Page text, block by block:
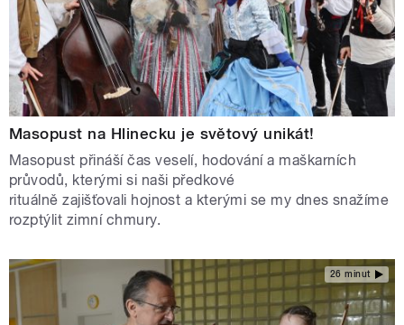
Masopust na Hlinecku je světový unikát!
Masopust přináší čas veselí, hodování a maškarních
průvodů, kterými si naši předkové
rituálně zajišťovali hojnost a kterými se my dnes snažíme
rozptýlit zimní chmury.
26 minut